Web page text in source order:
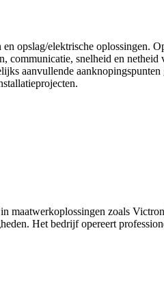
opslag/elektrische oplossingen.
snelheid en netheid
aanvullende
zoals
Het bedrijf opereert